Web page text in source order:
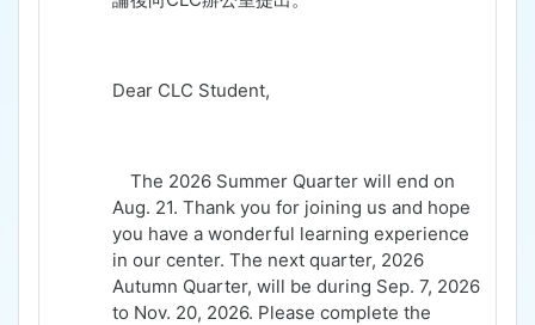
Dear CLC Student,
The 2026 Summer Quarter will end on
Aug. 21. Thank you for joining us and hope
you have a wonderful learning experience
in our center. The next quarter, 2026
Autumn Quarter, will be during Sep. 7, 2026
to Nov. 20, 2026. Please complete the